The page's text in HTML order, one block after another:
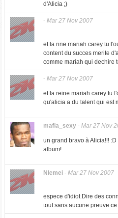
d'Alicia ;)
- Mar 27 Nov 2007
et la rine mariah carey tu
content du succes merite
comme mariah qui dechire
- Mar 27 Nov 2007
et la reine mariah carey tu
qu'alicia a du talent qui est
mafia_sexy- Mar 27 Nov
un grand bravo à Alicia!!!
album!
Nlemei- Mar 27 Nov 2007
espece d'idiot.Dire des
tout sans aucune preuve